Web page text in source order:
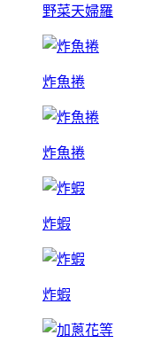
野菜天婦羅
炸魚捲
炸魚捲
炸蝦
炸蝦